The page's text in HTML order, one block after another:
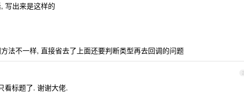
写出来是这样的
法不一样, 直接省去了上面还要判断类型再去回调的问题
2
看标题了. 谢谢大佬.